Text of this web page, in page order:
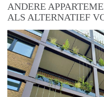
ANDERE
ALS ALTERNATIEF